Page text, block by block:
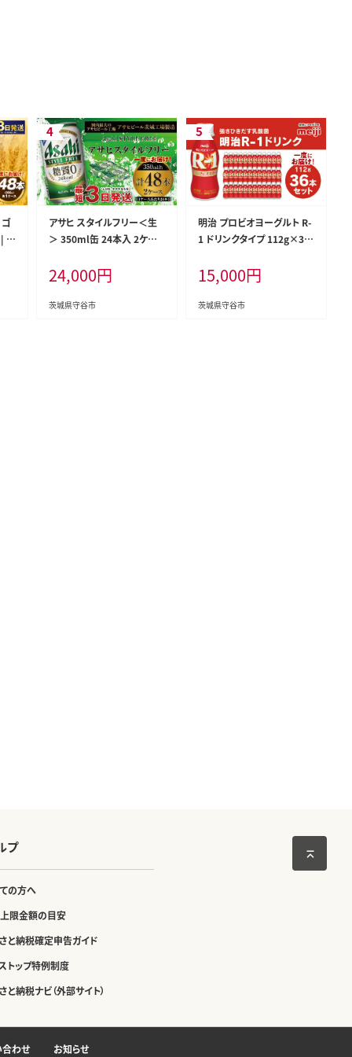
ゴ
| ア
アサヒ スタイルフリー＜生
＞ 350ml缶 24本入 2ケー
24,000円
茨城県守谷市
明治 プロビオヨーグルト R-
1 ドリンクタイプ 112g×36
15,000円
茨城県守谷市
プ
の方へ
限金額の目安
と納税確定申告ガイド
トップ特例制度
と納税ナビ（外部サイト）
わせ お知らせ